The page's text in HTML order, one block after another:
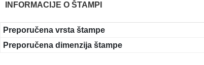
INFORMACIJE O ŠTAMPI
Preporučena vrsta štampe
Preporučena dimenzija štampe